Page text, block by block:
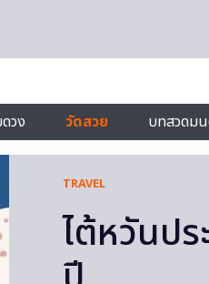
วง วัดสวย บทสวดม
TRAVEL
ไต้หวันป